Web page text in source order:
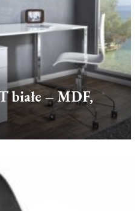
białe – MDF,